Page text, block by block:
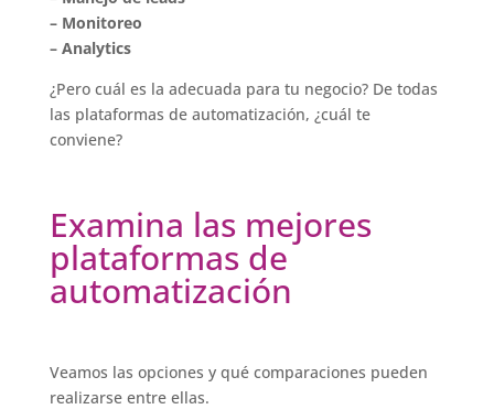
– Monitoreo
– Analytics
¿Pero cuál es la adecuada para tu negocio? De todas
las plataformas de automatización, ¿cuál te
conviene?
Examina las mejores
plataformas de
automatización
Veamos las opciones y qué comparaciones pueden
realizarse entre ellas.